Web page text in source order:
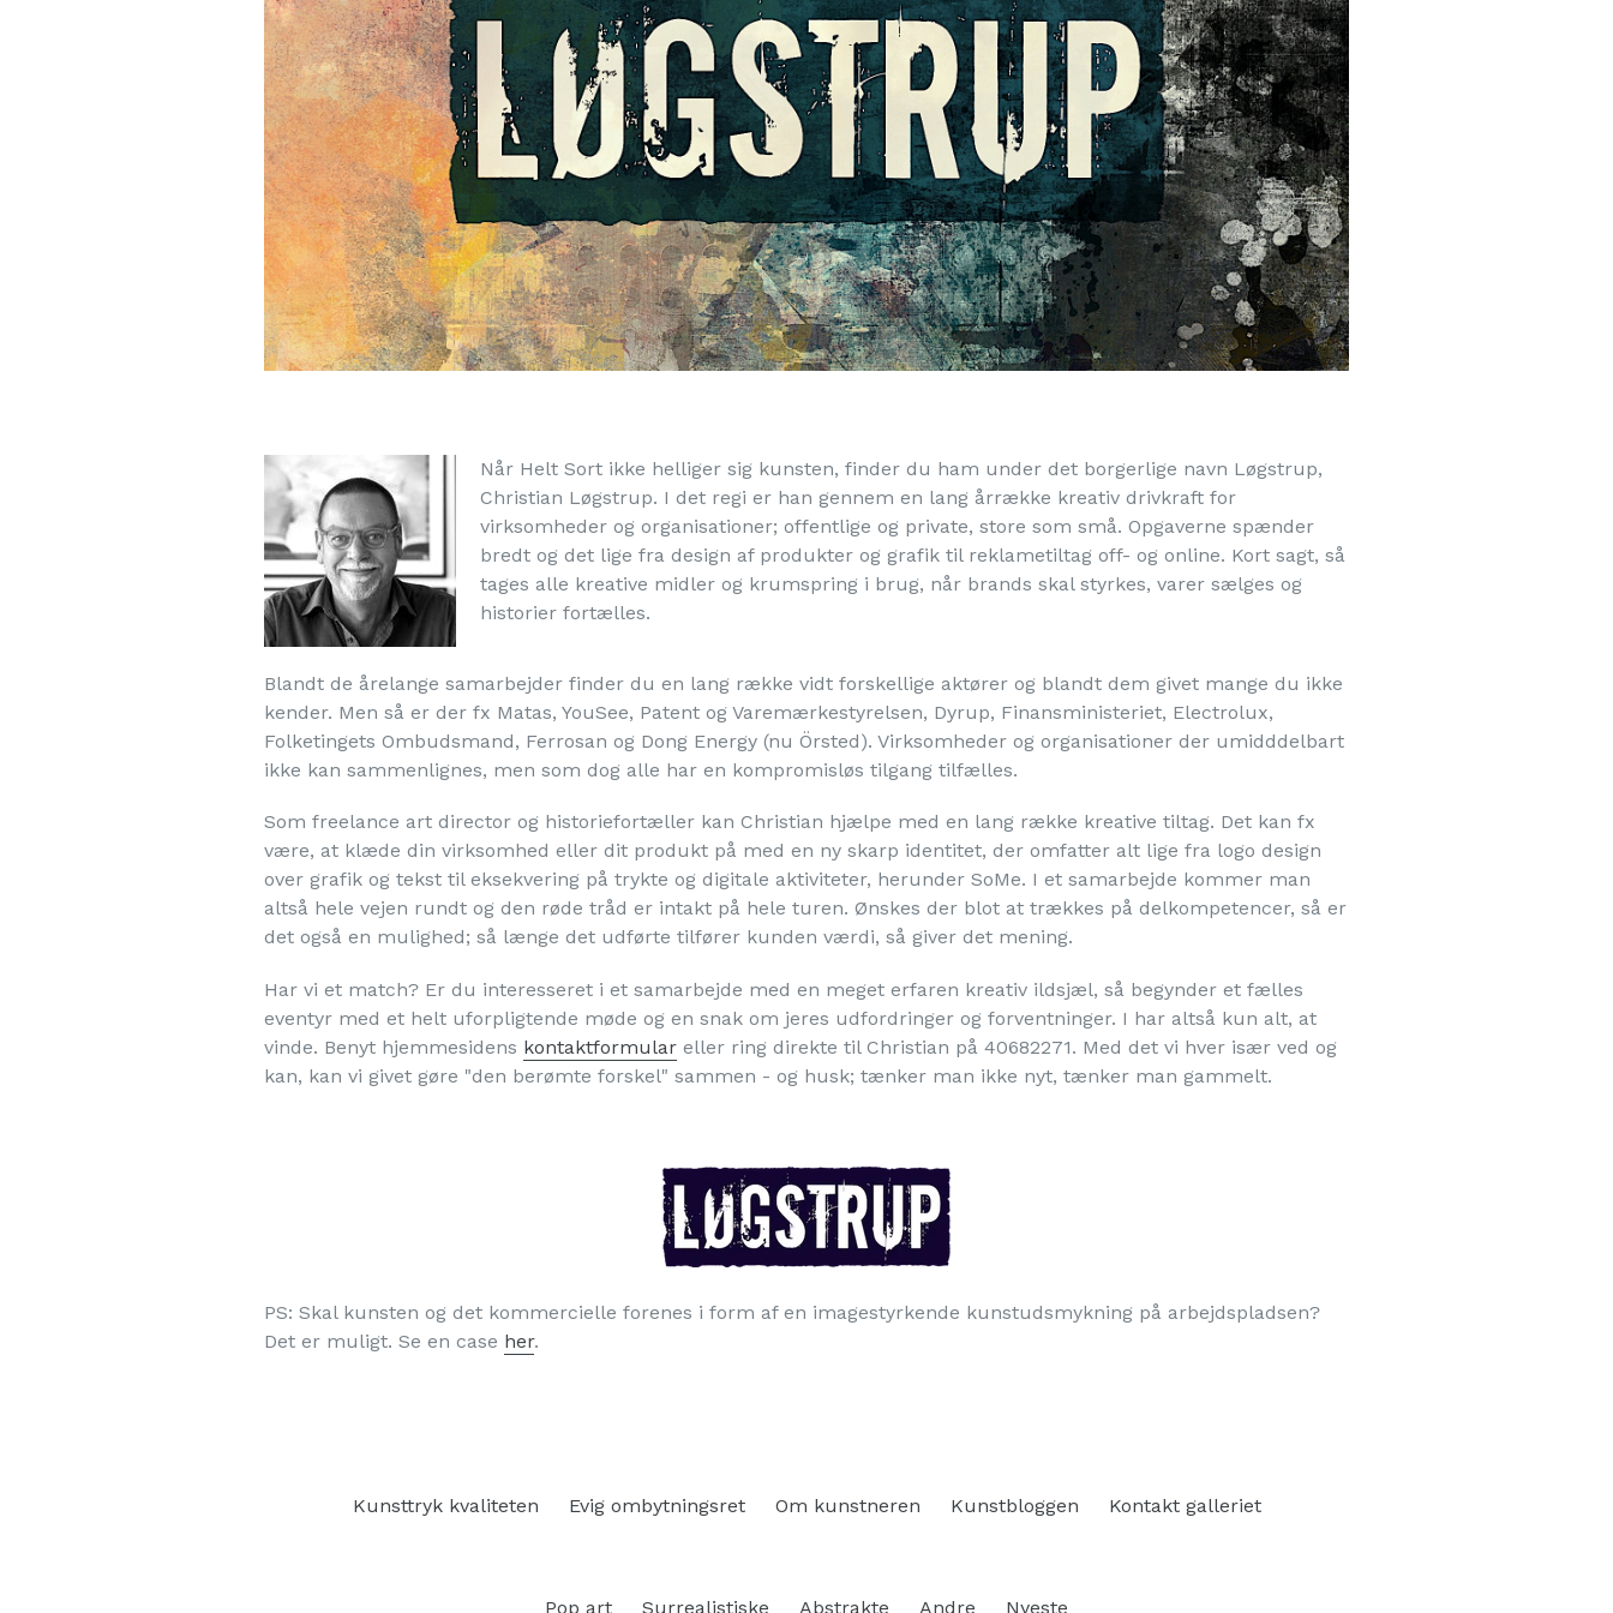
Når Helt Sort ikke helliger sig kunsten, finder du ham under det borgerlige navn Løgstrup,
Christian Løgstrup. I det regi er han gennem en lang årrække kreativ drivkraft for
virksomheder og organisationer; offentlige og private, store som små. Opgaverne spænder
bredt og det lige fra design af produkter og grafik til reklametiltag off- og online. Kort sagt, så
tages alle kreative midler og krumspring i brug, når brands skal styrkes, varer sælges og
historier fortælles.
Blandt de årelange samarbejder finder du en lang række vidt forskellige aktører og blandt dem givet mange du ikke
kender. Men så er der fx Matas, YouSee, Patent og Varemærkestyrelsen, Dyrup, Finansministeriet, Electrolux,
Folketingets Ombudsmand, Ferrosan og Dong Energy (nu Örsted). Virksomheder og organisationer der umidddelbart
ikke kan sammenlignes, men som dog alle har en kompromisløs tilgang tilfælles.
Som freelance art director og historiefortæller kan Christian hjælpe med en lang række kreative tiltag. Det kan fx
være, at klæde din virksomhed eller dit produkt på med en ny skarp identitet, der omfatter alt lige fra logo design
over grafik og tekst til eksekvering på trykte og digitale aktiviteter, herunder SoMe. I et samarbejde kommer man
altså hele vejen rundt og den røde tråd er intakt på hele turen. Ønskes der blot at trækkes på delkompetencer, så er
det også en mulighed; så længe det udførte tilfører kunden værdi, så giver det mening.
Har vi et match? Er du interesseret i et samarbejde med en meget erfaren kreativ ildsjæl, så begynder et fælles
eventyr med et helt uforpligtende møde og en snak om jeres udfordringer og forventninger. I har altså kun alt, at
vinde. Benyt hjemmesidens kontaktformular eller ring direkte til Christian på 40682271. Med det vi hver især ved og
kan, kan vi givet gøre "den berømte forskel" sammen - og husk; tænker man ikke nyt, tænker man gammelt.
PS: Skal kunsten og det kommercielle forenes i form af en imagestyrkende kunstudsmykning på arbejdspladsen?
Det er muligt. Se en case her.
Kunsttryk kvaliteten Evig ombytningsret Om kunstneren Kunstbloggen Kontakt galleriet
Pop art Surrealistiske Abstrakte Andre Nyeste